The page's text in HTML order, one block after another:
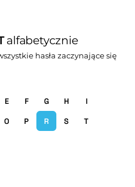
alfabetycznie
hasła zaczynające się
E F G H
I
O P R S
T